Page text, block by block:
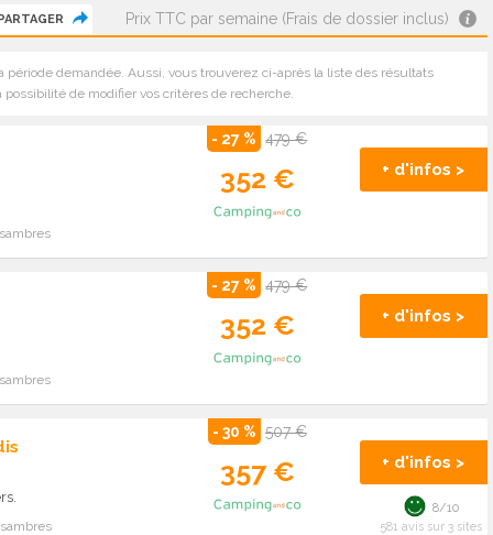
Prix TTC par semaine (Frais de dossier inclus)
demandée. Aussi, vous trouverez ci-après la liste des résultats
de modifier vos critères de recherche.
- 27 % 479 €
352 € + d'infos >
- 27 % 479 €
352 € + d'infos >
- 30 % 507 €
357 € + d'infos >
8/10
581 avis sur 3 sites